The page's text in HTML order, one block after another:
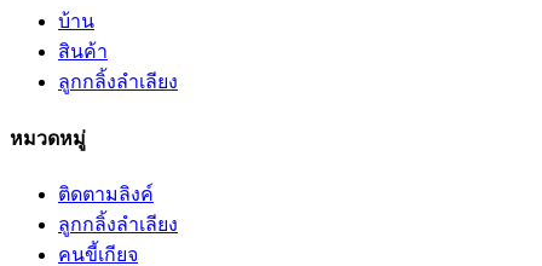
บ้าน
สินค้า
ลูกกลิ้งลำเลียง
หมวดหมู่
ติดตามลิงค์
ลูกกลิ้งลำเลียง
คนขี้เกียจ